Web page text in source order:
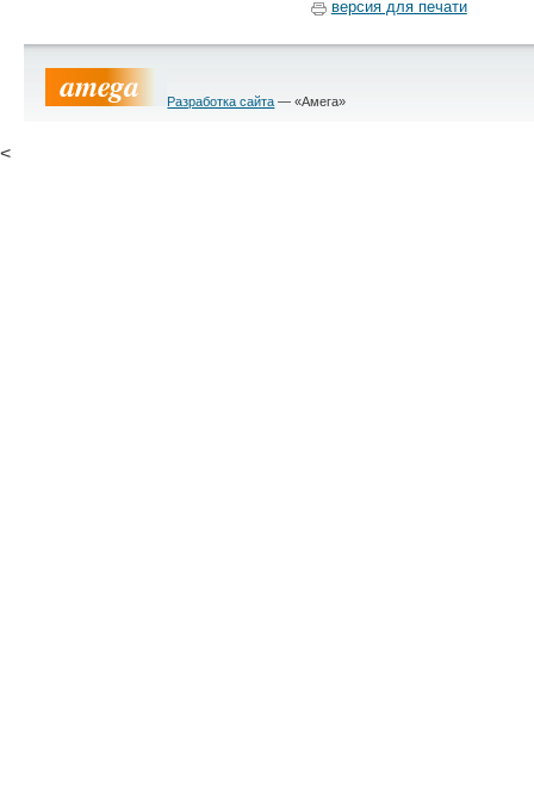
версия для печати
Разработка сайта — «Амега»
<